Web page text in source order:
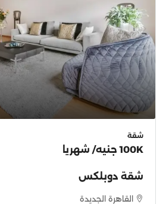
شقة
100K جنيه / شهريا
شقة دوبلكس
القاهرة الجديدة